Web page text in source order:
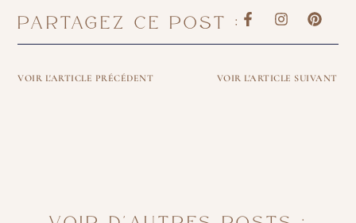
PARTAGEZ CE POST : F
a
c
b
I
s
a
P
i
n
e
VOIR L'ARTICLE PRÉCÉDENT VOIR L'ARTICLE SUIVANT